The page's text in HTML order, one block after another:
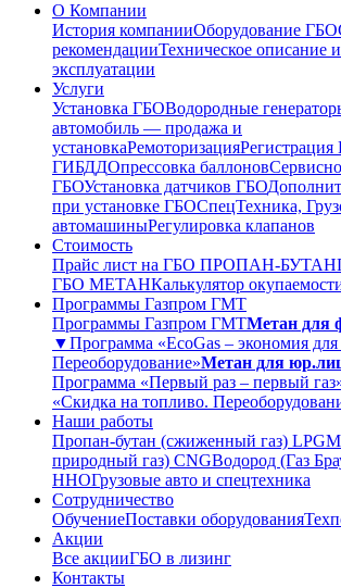
О Компании
История компанииОборудование ГБО
рекомендацииТехническое описание
эксплуатации
Услуги
Установка ГБОВодородные
автомобиль — продажа и
установкаРемоторизация
ГИБДДОпрессовка баллонов
ГБОУстановка датчиков ГБО
при установке ГБОСпецТехника,
автомашиныРегулировка клапанов
Стоимость
Прайс лист на ГБО ПРОПАН-БУТАН
ГБО МЕТАНКалькулятор
Программы Газпром ГМТ
Программы Газпром ГМТМетан для
▼Программа «EcoGas – экономия
Переоборудование»Метан для
Программа «Первый раз – первый
«Скидка на топливо.
Наши работы
Пропан-бутан (сжиженный газ) LPG
природный газ) CNGВодород (Газ
ННОГрузовые авто и спецтехника
Сотрудничество
ОбучениеПоставки оборудования
Акции
Все акцииГБО в лизинг
Контакты